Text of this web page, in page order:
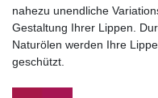
nahezu unendliche
Gestaltung Ihrer Lippen.
Naturölen werden Ihre
geschützt.